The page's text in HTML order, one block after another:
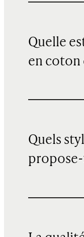
Quelle
en coton
Quels